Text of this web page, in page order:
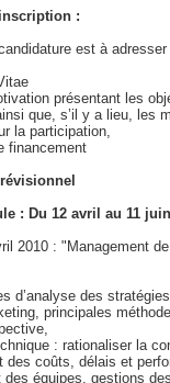
:
est à
présentant les
que, s’il y a lieu, les
la participation,
financement
: Du 12 avril au 11
2010 : "Management
d’analyse des
principales
: rationaliser la
des coûts, délais et
des équipes, gestions